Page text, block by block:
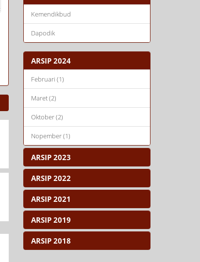
Kemendikbud
Dapodik
ARSIP 2024
Februari (1)
Maret (2)
Oktober (2)
Nopember (1)
ARSIP 2023
ARSIP 2022
ARSIP 2021
ARSIP 2019
ARSIP 2018